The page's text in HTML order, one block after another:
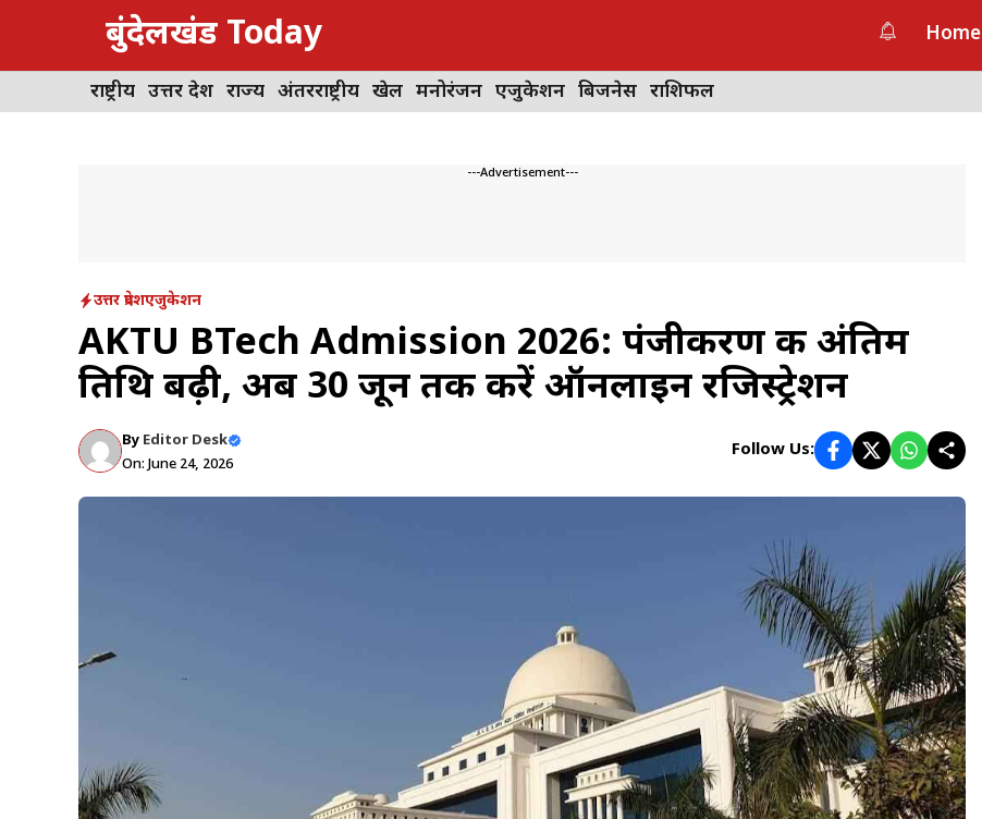
content
बुंदेलखंड Today Home
राष्ट्रीय उत्तर प्रदेश राज्य अंतरराष्ट्रीय खेल मनोरंजन एजुकेशन बिजनेस राशिफल
---Advertisement---
उत्तर प्रदेशएजुकेशन
AKTU BTech Admission 2026: पंजीकरण की अंतिम
तिथि बढ़ी, अब 30 जून तक करें ऑनलाइन रजिस्ट्रेशन
By Editor Desk
On: June 24, 2026
Follow Us: